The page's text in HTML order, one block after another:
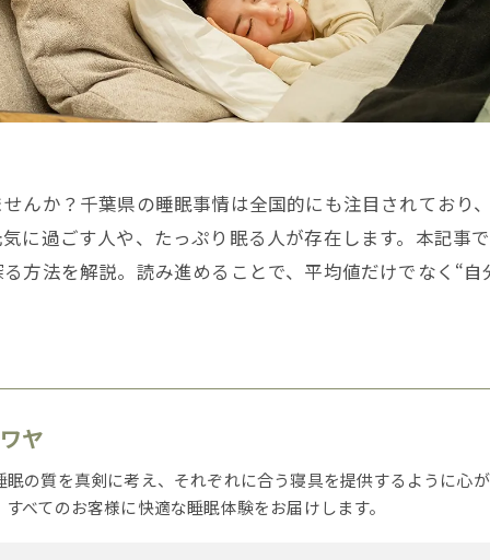
んか？千葉県の睡眠事情は全国的にも注目されており
に過ごす人や、たっぷり眠る人が存在します。本記事
方法を解説。読み進めることで、平均値だけでなく“
ヤ
の質を真剣に考え、それぞれに合う寝具を提供するように心
べてのお客様に快適な睡眠体験をお届けします。